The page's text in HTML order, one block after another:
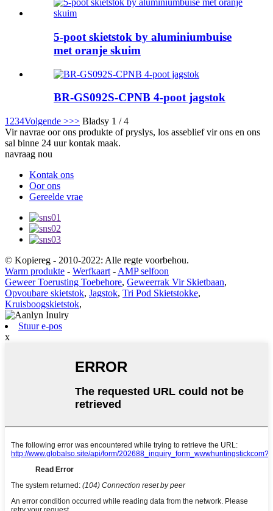
5-poot skietstok by aluminiumbuise
met oranje skuim
BR-GS092S-CPNB 4-poot jagstok
1 234Volgende >>> Bladsy 1 / 4
Vir navrae oor ons produkte of pryslys, los asseblief vir ons en ons
sal binne 24 uur kontak maak.
navraag nou
Kontak ons
Oor ons
Gereelde vrae
© Kopiereg - 2010-2022: Alle regte voorbehou.
Warm produkte - Werfkaart - AMP selfoon
Geweer Toerusting Toebehore, Geweerrak Vir Skietbaan,
Opvoubare skietstok, Jagstok, Tri Pod Skietstokke,
Kruisboogskietstok,
Stuur e-pos
x